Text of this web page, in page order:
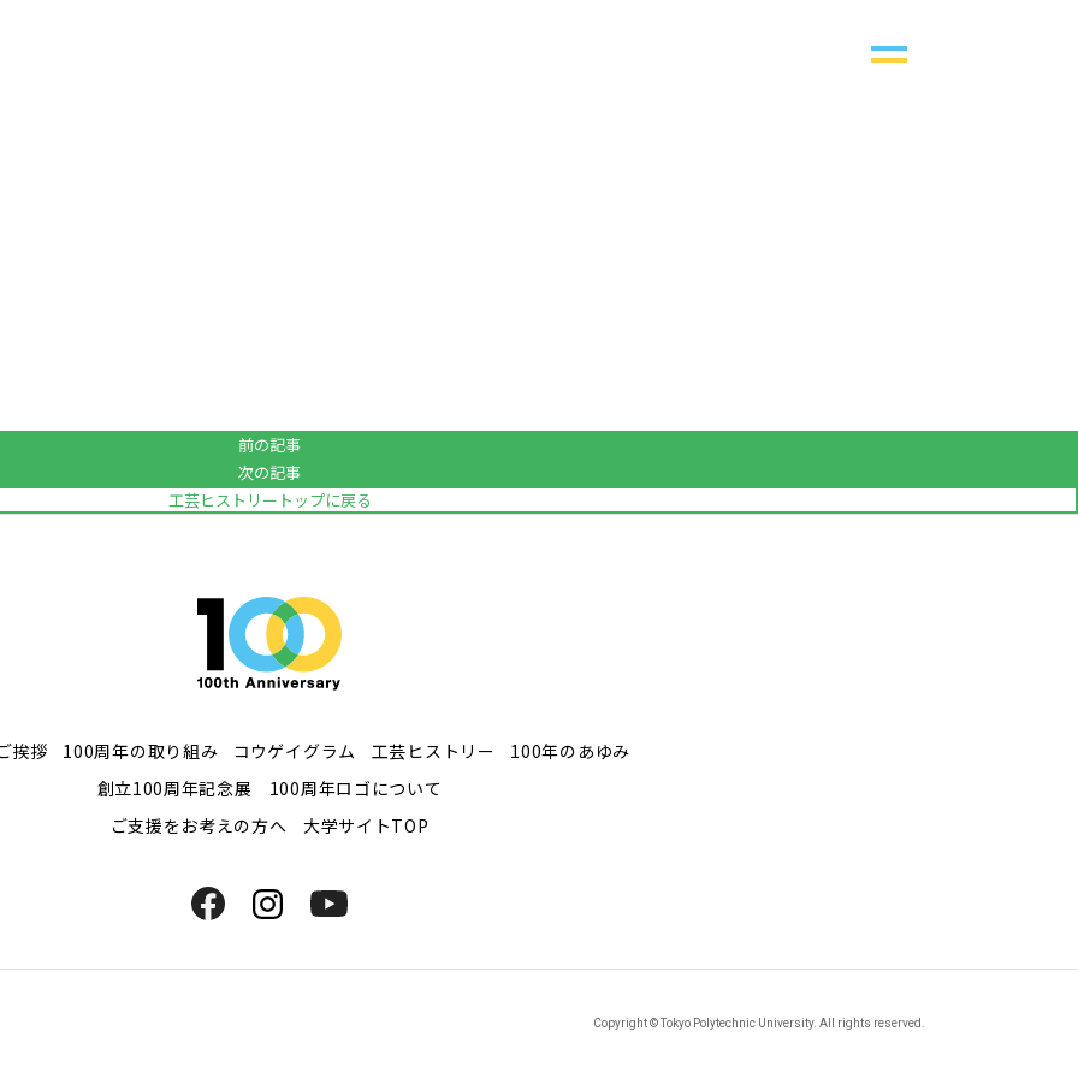
前の記事
次の記事
工芸ヒストリートップに戻る
挨拶 100周年の取り組み コウゲイグラム 工芸ヒストリー
100年のあゆみ
創立100周年記念展
100周年ロゴについて
ご支援をお考えの方へ
大学サイトTOP
Copyright © Tokyo Polytechnic University. All rights reserved.